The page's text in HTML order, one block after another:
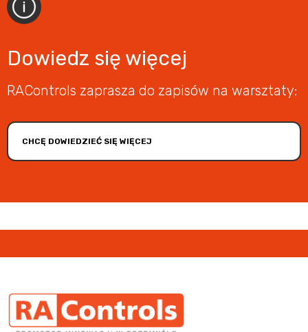
Dowiedz się więcej
RAControls zaprasza do zapisów na warsztaty:
CHCĘ DOWIEDZIEĆ SIĘ WIĘCEJ